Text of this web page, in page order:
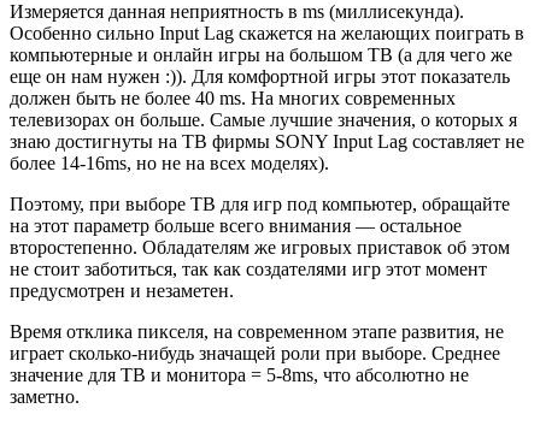
Измеряется данная неприятность в ms (миллисекунда).
Особенно сильно Input Lag скажется на желающих поиграть в
компьютерные и онлайн игры на большом ТВ (а для чего же
еще он нам нужен :)). Для комфортной игры этот показатель
должен быть не более 40 ms. На многих современных
телевизорах он больше. Самые лучшие значения, о которых я
знаю достигнуты на ТВ фирмы SONY Input Lag составляет не
более 14-16ms, но не на всех моделях).
Поэтому, при выборе ТВ для игр под компьютер, обращайте
на этот параметр больше всего внимания — остальное
второстепенно. Обладателям же игровых приставок об этом
не стоит заботиться, так как создателями игр этот момент
предусмотрен и незаметен.
Время отклика пикселя, на современном этапе развития, не
играет сколько-нибудь значащей роли при выборе. Среднее
значение для ТВ и монитора = 5-8ms, что абсолютно не
заметно.